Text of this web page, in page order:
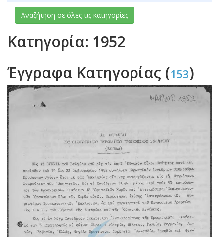
Αναζήτηση σε όλες τις κατηγορίες
Κατηγορία: 1952
Έγγραφα Κατηγορίας (153)